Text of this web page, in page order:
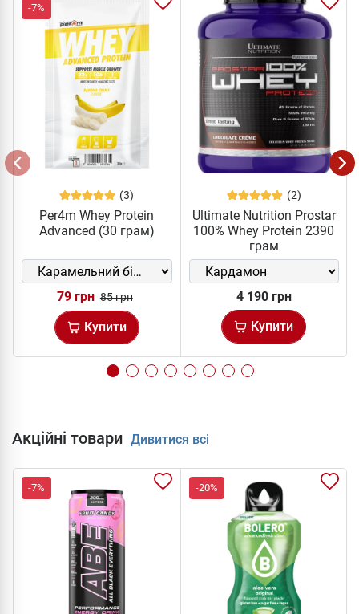
-7%
(3)
Per4m Whey Protein
Advanced (30 грам)
79 грн 85 грн
Купити
(2)
Ultimate Nutrition Prostar
100% Whey Protein 2390
грам
4 190 грн
Купити
Акційні товари Дивитися всі
-7% -20%